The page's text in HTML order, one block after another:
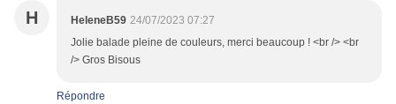
H HeleneB59 24/07/2023 07:27
Jolie balade pleine de couleurs, merci beaucoup ! <br /> <br
/> Gros Bisous
Répondre